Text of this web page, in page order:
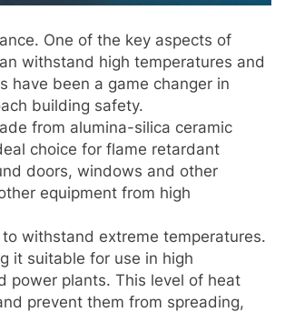
One of the key aspects of
withstand high temperatures and
have been a game changer in
building safety.
from alumina-silica ceramic
choice for flame retardant
doors, windows and other
equipment from high
withstand extreme temperatures.
it suitable for use in high
power plants. This level of heat
prevent them from spreading,